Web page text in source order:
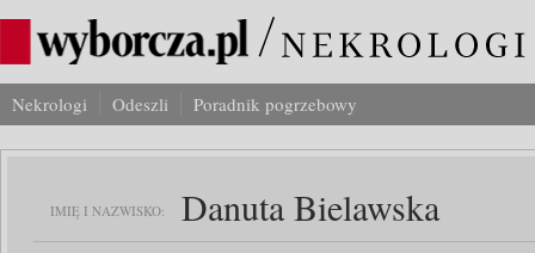
Nekrologi Odeszli Poradnik pogrzebowy
IMIĘ I NAZWISKO: Danuta Bielawska